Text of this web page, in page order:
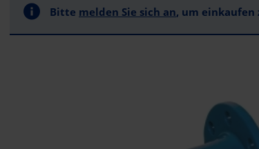
Bitte melden Sie sich an, um einkaufen